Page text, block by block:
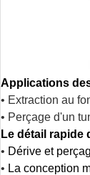
Applications
• Extraction au
• Perçage d'un
Le détail rapide
• Dérive et
• La conception